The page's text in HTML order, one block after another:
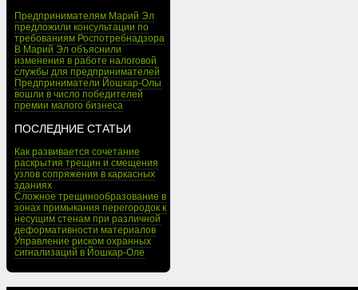
Предпринимателям Марий Эл
предложили консультации по
требованиям Роспотребнадзора
В Марий Эл объяснили
изменения в работе налоговой
службы для предпринимателей
Предприниматели Йошкар-Олы
вошли в число победителей
премии малого бизнеса
ПОСЛЕДНИЕ СТАТЬИ
Как развивается сочетание
раскрытия трещин и смещения
узлов сопряжения в каркасных
зданиях
Сложное трещинообразование в
зонах примыкания перегородок к
несущим стенам при различной
деформативности материалов
Управление риском охранных
сигнализаций в Йошкар-Оле